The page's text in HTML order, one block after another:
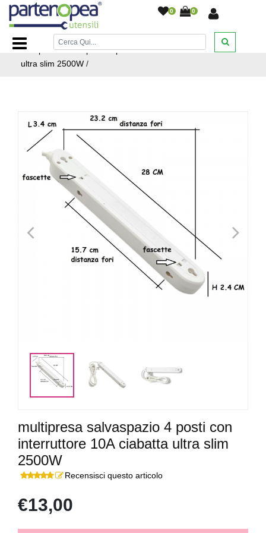
0 0
Home Page/ILLUMINAZIONE LED/SPINOTTERIA
multipresa salvaspazio 4 posti con interruttore 10A ciabatta
ultra slim 2500W /
< >
multipresa salvaspazio 4 posti con
interruttore 10A ciabatta ultra slim
2500W
Recensisci questo articolo
€13,00